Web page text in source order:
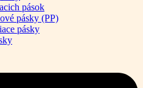
pások
pásky (PP)
pásky